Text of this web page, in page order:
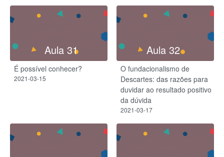
Aula 31
É possível conhecer?
2021-03-15
Aula 32
O fundacionalismo de
Descartes: das razões para
duvidar ao resultado positivo
da dúvida
2021-03-17